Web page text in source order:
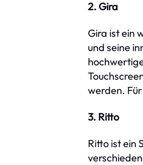
2. Gira
Gira ist ein
und seine
werden.
3. Ritto
Ritto ist ein